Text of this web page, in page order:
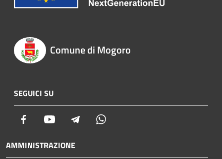
Comune di Mogoro
SEGUICI SU
Facebook Youtube Telegram
AMMINISTRAZIONE